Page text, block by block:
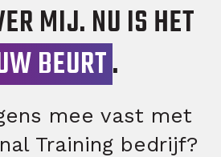
MIJ. NU IS HET
BEURT.
mee vast met
Training bedrijf?